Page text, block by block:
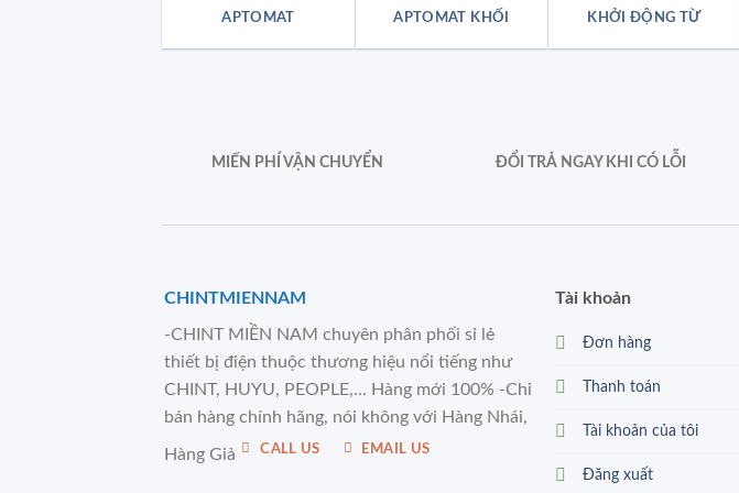
APTOMAT APTOMAT KHỐI KHỞI ĐỘNG TỪ
MIẾN PHÍ VẬN CHUYỂN ĐỔI TRẢ NGAY KHI CÓ LỖI
CHINTMIENNAM
-CHINT MIỀN NAM chuyên phân phối sỉ lẻ
thiết bị điện thuộc thương hiệu nổi tiếng như
CHINT, HUYU, PEOPLE,... Hàng mới 100% -Chỉ
bán hàng chính hãng, nói không với Hàng Nhái,
Hàng Giả CALL US EMAIL US
Tài khoản
Đơn hàng
Thanh toán
Tài khoản của tôi
Đăng xuất